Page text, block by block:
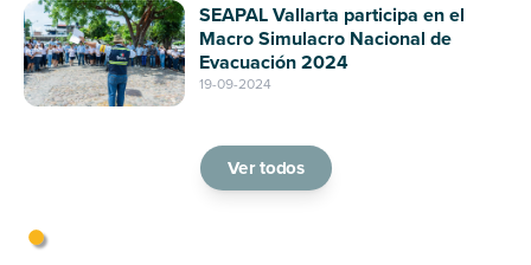
como un espacio de arte y cultura en
Puerto Vallarta
SEAPAL Vallarta participa en el
Macro Simulacro Nacional de
Evacuación 2024
19-09-2024
Ver todos